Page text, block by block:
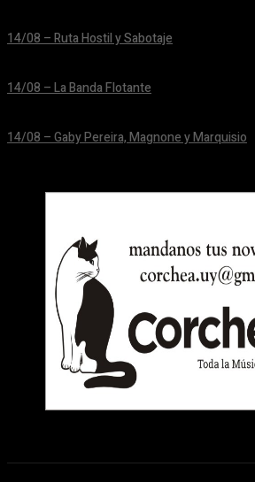
14/08 – Ruta Hostil y Sabotaje
14/08 – La Banda Flotante
14/08 – Gaby Pereira, Magnone y Marquisio